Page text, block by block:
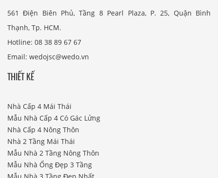
561 Điện Biên Phủ, Tầng 8 Pearl Plaza, P. 25, Quận Bình
Thạnh, Tp. HCM.
Hotline: 08 38 89 67 67
Email: wedojsc@wedo.vn
THIẾT KẾ
Nhà Cấp 4 Mái Thái
Mẫu Nhà Cấp 4 Có Gác Lửng
Nhà Cấp 4 Nông Thôn
Nhà 2 Tầng Mái Thái
Mẫu Nhà 2 Tầng Nông Thôn
Mẫu Nhà Ống Đẹp 3 Tầng